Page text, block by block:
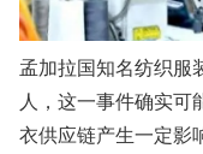
孟加拉国知名纺织服
人，这一事件确实
衣供应链产生一定影